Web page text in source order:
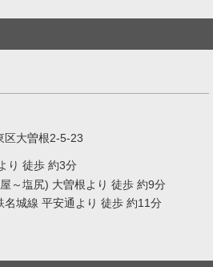
区大曽根2-5-23
り 徒歩 約3分
～塩尻) 大曽根より 徒歩 約9分
名城線 平安通より 徒歩 約11分